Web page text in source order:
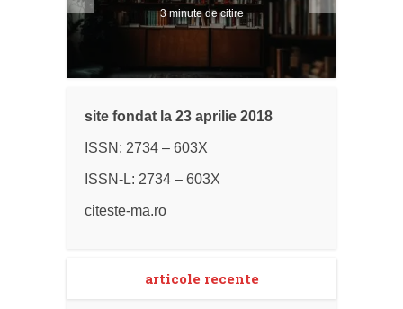
3 minute de citire
site fondat la 23 aprilie 2018
ISSN: 2734 – 603X
ISSN-L: 2734 – 603X
citeste-ma.ro
articole recente